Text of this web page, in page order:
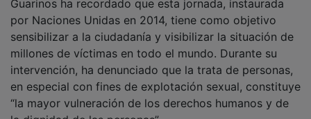
por Naciones Unidas en 2014, tiene como objetivo
sensibilizar a la ciudadanía y visibilizar la situación de
millones de víctimas en todo el mundo. Durante su
intervención, ha denunciado que la trata de personas,
en especial con fines de explotación sexual, constituye
“la mayor vulneración de los derechos humanos y de
la dignidad de las personas”.